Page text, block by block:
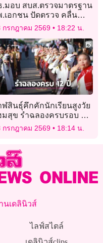
.มอบ สบส.ตรวจมาตรฐาน
.เอกชน ปัดตรวจ คลื่น
ฟ้าหัวใจคนไข้
กรกฎาคม 2569 18:22 น.
ฬสินธุ์คึกคักนักเรียนสูงวัย
มสุข รำฉลองครบรอบ 12
นนสายบุญสหัสขันธ์ไดโน
กรกฎาคม 2569 18:14 น.
นเดลินิวส์
ไลฟ์สไตล์